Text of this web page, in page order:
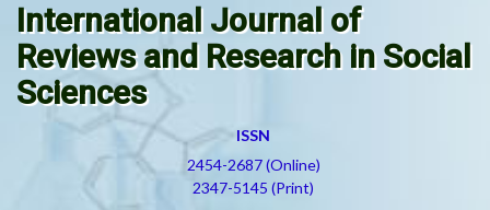
International Journal of
Reviews and Research in Social
Sciences
ISSN
2454-2687 (Online)
2347-5145 (Print)